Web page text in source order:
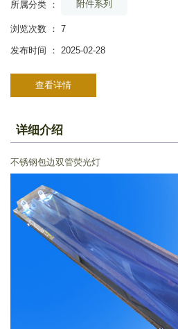
所属分类 ： 附件系列
浏览次数 ： 7
发布时间 ： 2025-02-28
查看详情
详细介绍
不锈钢包边双管荧光灯